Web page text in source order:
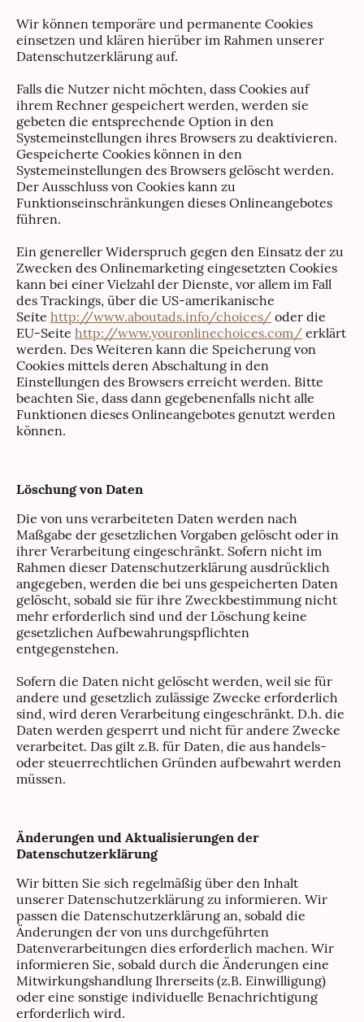
Wir können temporäre und permanente Cookies
einsetzen und klären hierüber im Rahmen unserer
Datenschutzerklärung auf.
Falls die Nutzer nicht möchten, dass Cookies auf
ihrem Rechner gespeichert werden, werden sie
gebeten die entsprechende Option in den
Systemeinstellungen ihres Browsers zu deaktivieren.
Gespeicherte Cookies können in den
Systemeinstellungen des Browsers gelöscht werden.
Der Ausschluss von Cookies kann zu
Funktionseinschränkungen dieses Onlineangebotes
führen.
Ein genereller Widerspruch gegen den Einsatz der zu
Zwecken des Onlinemarketing eingesetzten Cookies
kann bei einer Vielzahl der Dienste, vor allem im Fall
des Trackings, über die US-amerikanische
Seite http://www.aboutads.info/choices/ oder die
EU-Seite http://www.youronlinechoices.com/ erklärt
werden. Des Weiteren kann die Speicherung von
Cookies mittels deren Abschaltung in den
Einstellungen des Browsers erreicht werden. Bitte
beachten Sie, dass dann gegebenenfalls nicht alle
Funktionen dieses Onlineangebotes genutzt werden
können.
Löschung von Daten
Die von uns verarbeiteten Daten werden nach
Maßgabe der gesetzlichen Vorgaben gelöscht oder in
ihrer Verarbeitung eingeschränkt. Sofern nicht im
Rahmen dieser Datenschutzerklärung ausdrücklich
angegeben, werden die bei uns gespeicherten Daten
gelöscht, sobald sie für ihre Zweckbestimmung nicht
mehr erforderlich sind und der Löschung keine
gesetzlichen Aufbewahrungspflichten
entgegenstehen.
Sofern die Daten nicht gelöscht werden, weil sie für
andere und gesetzlich zulässige Zwecke erforderlich
sind, wird deren Verarbeitung eingeschränkt. D.h. die
Daten werden gesperrt und nicht für andere Zwecke
verarbeitet. Das gilt z.B. für Daten, die aus handels-
oder steuerrechtlichen Gründen aufbewahrt werden
müssen.
Änderungen und Aktualisierungen der
Datenschutzerklärung
Wir bitten Sie sich regelmäßig über den Inhalt
unserer Datenschutzerklärung zu informieren. Wir
passen die Datenschutzerklärung an, sobald die
Änderungen der von uns durchgeführten
Datenverarbeitungen dies erforderlich machen. Wir
informieren Sie, sobald durch die Änderungen eine
Mitwirkungshandlung Ihrerseits (z.B. Einwilligung)
oder eine sonstige individuelle Benachrichtigung
erforderlich wird.